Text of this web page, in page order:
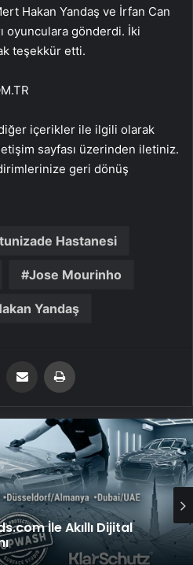
Hakan Yandaş ve İrfan Can
oyunculara gönderdi. İki
teşekkür etti.
içerikler ile ilgili olarak
sayfası üzerinden iletiniz.
geri dönüş
Hastanesi
Jose Mourinho
Yandaş
Email'den paylaş
Çağında Türk Dış
Fidan Faktörü